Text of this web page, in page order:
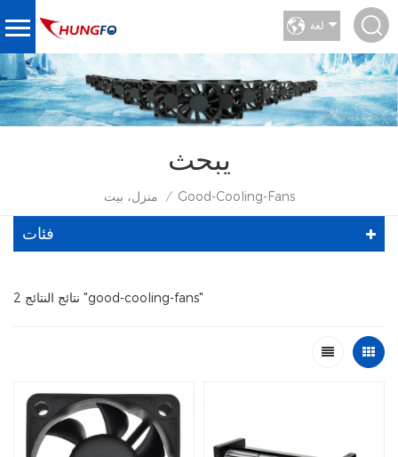
لغة
يبحث
منزل، بيت / Good-Cooling-Fans
فئات
2 نتائج النتائج "good-cooling-fans"